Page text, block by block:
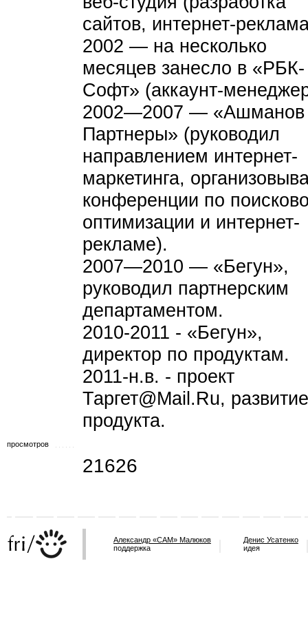
сайтов, интернет-
2002 — на несколько
месяцев занесло в «РБК-
Софт» (аккаунт-
2002—2007 — «Ашманов
Партнеры» (руководил
направлением интернет-
маркетинга,
конференции по
оптимизации и интернет-
рекламе).
2007—2010 — «Бегун»,
руководил партнерским
департаментом.
2010-2011 - «Бегун»,
директор по продуктам.
2011-н.в. - проект
Таргет@Mail.Ru, развитие
продукта.
просмотров
21626
Александр «САМ» Малюков
поддержка
Денис Усатенко
идея